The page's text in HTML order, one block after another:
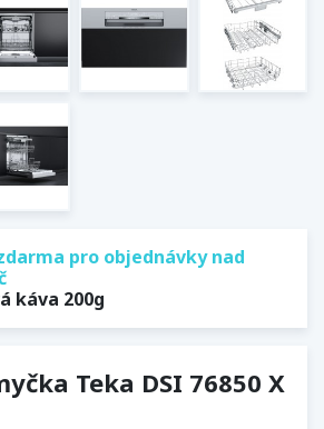
pro objednávky nad
káva 200g
Teka DSI 76850 X